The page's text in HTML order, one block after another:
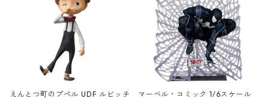
えんとつ町のプぺル UDF ルビッチ
マーベル・コミック 1/6スケール